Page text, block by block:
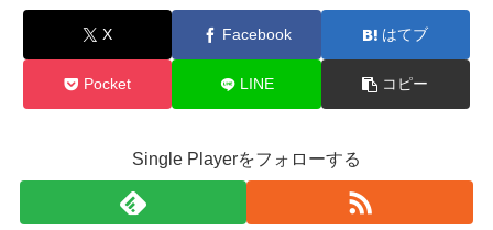
X Facebook はてブ
Pocket LINE コピー
Single Playerをフォローする